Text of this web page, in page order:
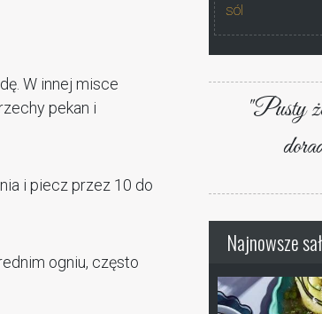
W innej misce
pekan i
i piecz przez 10 do
ogniu, często
sól
"Pusty
Najnowsze